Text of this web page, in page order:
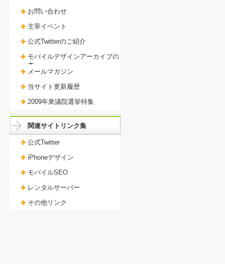
お問い合わせ
主宰イベント
公式Twitterのご紹介
モバイルデザインアーカイブの
本。
メールマガジン
当サイト更新履歴
2009年衆議院選挙特集
関連サイトリンク集
公式Twitter
iPhoneデザイン
モバイルSEO
レンタルサーバー
その他リンク